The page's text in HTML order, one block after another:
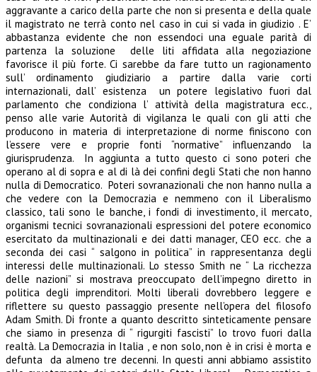
aggravante a carico della parte che non si presenta e della quale
il magistrato ne terrà conto nel caso in cui si vada in giudizio . E’
abbastanza evidente che non essendoci una eguale parità di
partenza la soluzione delle liti affidata alla negoziazione
favorisce il più forte. Ci sarebbe da fare tutto un ragionamento
sull’ ordinamento giudiziario a partire dalla varie corti
internazionali, dall’ esistenza un potere legislativo fuori dal
parlamento che condiziona l’ attività della magistratura ecc.,
penso alle varie Autorità di vigilanza le quali con gli atti che
producono in materia di interpretazione di norme finiscono con
l’essere vere e proprie fonti “normative” influenzando la
giurisprudenza. In aggiunta a tutto questo ci sono poteri che
operano al di sopra e al di là dei confini degli Stati che non hanno
nulla di Democratico. Poteri sovranazionali che non hanno nulla a
che vedere con la Democrazia e nemmeno con il Liberalismo
classico, tali sono le banche, i fondi di investimento, il mercato,
organismi tecnici sovranazionali espressioni del potere economico
esercitato da multinazionali e dei datti manager, CEO ecc. che a
seconda dei casi “ salgono in politica” in rappresentanza degli
interessi delle multinazionali. Lo stesso Smith ne “ La ricchezza
delle nazioni” si mostrava preoccupato dell’impegno diretto in
politica degli imprenditori. Molti liberali dovrebbero leggere e
riflettere su questo passaggio presente nell’opera del filosofo
Adam Smith. Di fronte a quanto descritto sinteticamente pensare
che siamo in presenza di “ rigurgiti fascisti” lo trovo fuori dalla
realtà. La Democrazia in Italia , e non solo, non è in crisi è morta e
defunta da almeno tre decenni. In questi anni abbiamo assistito